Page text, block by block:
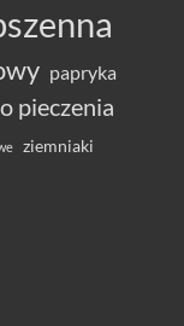
papryka
pieczenia
ziemniaki